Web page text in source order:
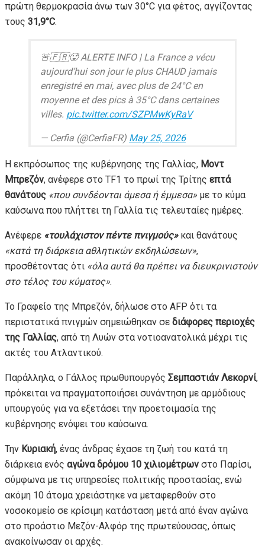
πρώτη θερμοκρασία άνω των 30°C για φέτος, αγγίζοντας
τους 31,9°C.
🚨🇫🇷🥵 ALERTE INFO | La France a vécu
aujourd’hui son jour le plus CHAUD jamais
enregistré en mai, avec plus de 24°C en
moyenne et des pics à 35°C dans certaines
villes. pic.twitter.com/SZPMwKyRaV
— Cerfia (@CerfiaFR) May 25, 2026
Η εκπρόσωπος της κυβέρνησης της Γαλλίας, Μοντ
Μπρεζόν, ανέφερε στο TF1 το πρωί της Τρίτης επτά
θανάτους «που συνδέονται άμεσα ή έμμεσα» με το κύμα
καύσωνα που πλήττει τη Γαλλία τις τελευταίες ημέρες.
Ανέφερε «τουλάχιστον πέντε πνιγμούς» και θανάτους
«κατά τη διάρκεια αθλητικών εκδηλώσεων»,
προσθέτοντας ότι «όλα αυτά θα πρέπει να διευκρινιστούν
στο τέλος του κύματος».
Το Γραφείο της Μπρεζόν, δήλωσε στο AFP ότι τα
περιστατικά πνιγμών σημειώθηκαν σε διάφορες περιοχές
της Γαλλίας, από τη Λυών στα νοτιοανατολικά μέχρι τις
ακτές του Ατλαντικού.
Παράλληλα, ο Γάλλος πρωθυπουργός Σεμπαστιάν Λεκορνί,
πρόκειται να πραγματοποιήσει συνάντηση με αρμόδιους
υπουργούς για να εξετάσει την προετοιμασία της
κυβέρνησης ενόψει του καύσωνα.
Την Κυριακή, ένας άνδρας έχασε τη ζωή του κατά τη
διάρκεια ενός αγώνα δρόμου 10 χιλιομέτρων στο Παρίσι,
σύμφωνα με τις υπηρεσίες πολιτικής προστασίας, ενώ
ακόμη 10 άτομα χρειάστηκε να μεταφερθούν στο
νοσοκομείο σε κρίσιμη κατάσταση μετά από έναν αγώνα
στο προάστιο Μεζόν-Αλφόρ της πρωτεύουσας, όπως
ανακοίνωσαν οι αρχές.